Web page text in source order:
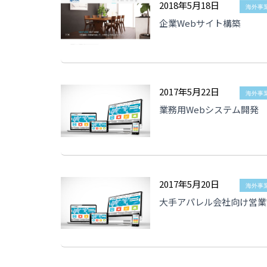
2018年5月18日 海外事
企業Webサイト構築
2017年5月22日 海外事
業務用Webシステム開発
2017年5月20日 海外事
大手アパレル会社向け営